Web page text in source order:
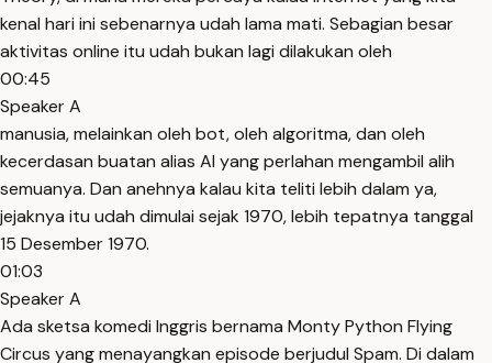
kenal hari ini sebenarnya udah lama mati. Sebagian besar
aktivitas online itu udah bukan lagi dilakukan oleh
00:45
Speaker A
manusia, melainkan oleh bot, oleh algoritma, dan oleh
kecerdasan buatan alias AI yang perlahan mengambil alih
semuanya. Dan anehnya kalau kita teliti lebih dalam ya,
jejaknya itu udah dimulai sejak 1970, lebih tepatnya tanggal
15 Desember 1970.
01:03
Speaker A
Ada sketsa komedi Inggris bernama Monty Python Flying
Circus yang menayangkan episode berjudul Spam. Di dalam